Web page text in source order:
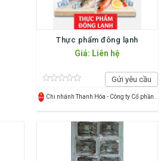
Thực phẩm đông lạnh
Giá: Liên hệ
Gửi yêu cầu